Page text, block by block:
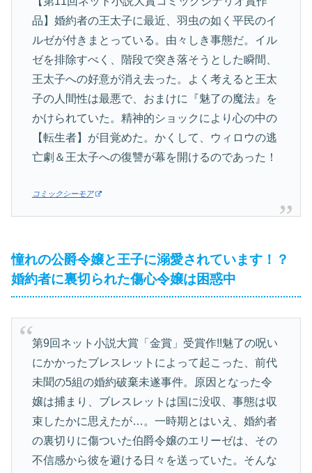
品】婚約者の王太子に最近、羽虫の如く平民のイ
ルゼが付きまとっている。由々しき事態だ。イル
ゼを排除すべく、階段で突き落そうとした瞬間、
王太子への好意が消え去った。よく考えると王太
子の人間性は最悪で、おまけに『魅了の魔法』を
かけられていた。精神的ショックにより心の中の
【転生者】が目覚めた。かくして、ウィロウの逃
亡劇＆王太子への復讐が幕を開けるのであった！
コミックシーモア
憧れの公爵令嬢と王子に溺愛されています！？
婚約者に裏切られた傷心令嬢は困惑中
第9回ネット小説大賞「金賞」受賞作!!魅了の呪い
にかかったブレスレットによって起こった、前代
未聞の5組の婚約破棄未遂事件。原因となった令
嬢は捕まり、ブレスレットは国に没収、事態は収
束したかに思えたが…。一時期とはいえ、婚約者
の裏切りに傷ついた伯爵令嬢のエリーゼは、その
不信感から彼を避ける日々を送っていた。そんな